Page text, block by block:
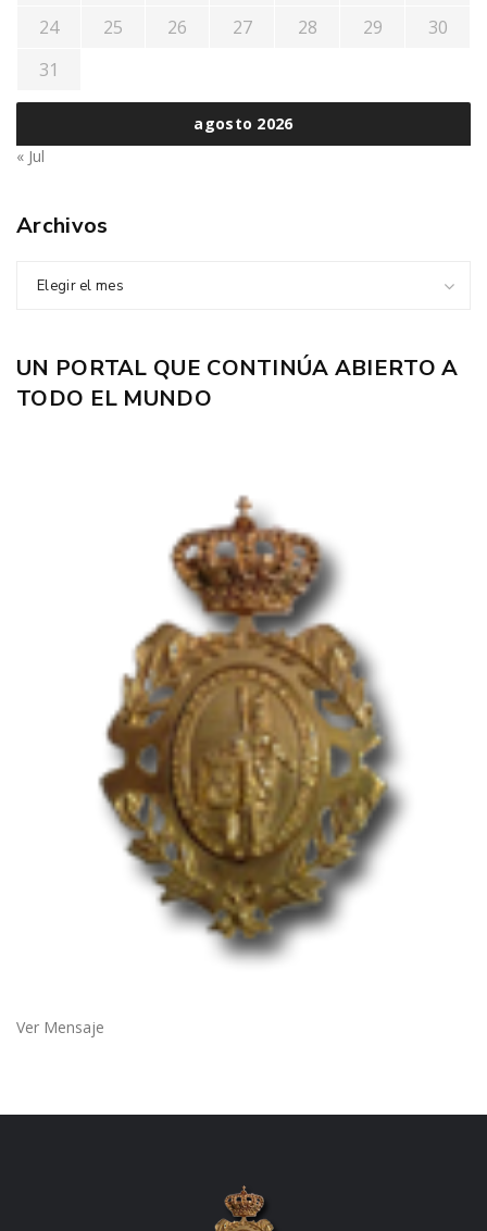
agosto 2026
24
25 26 27 28 29
30
31
« Jul
Archivos
Elegir el mes
UN PORTAL QUE CONTINÚA ABIERTO A
TODO EL MUNDO
Ver Mensaje